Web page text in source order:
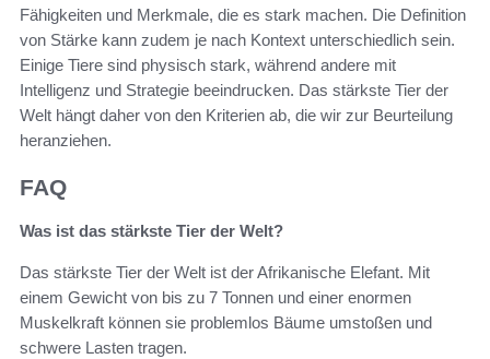
Fähigkeiten und Merkmale, die es stark machen. Die Definition
von Stärke kann zudem je nach Kontext unterschiedlich sein.
Einige Tiere sind physisch stark, während andere mit
Intelligenz und Strategie beeindrucken. Das stärkste Tier der
Welt hängt daher von den Kriterien ab, die wir zur Beurteilung
heranziehen.
FAQ
Was ist das stärkste Tier der Welt?
Das stärkste Tier der Welt ist der Afrikanische Elefant. Mit
einem Gewicht von bis zu 7 Tonnen und einer enormen
Muskelkraft können sie problemlos Bäume umstoßen und
schwere Lasten tragen.